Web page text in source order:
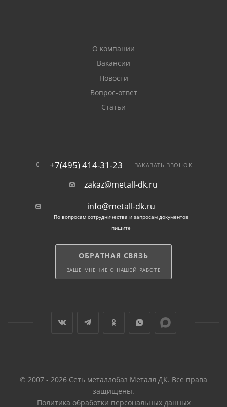
О компании
Вакансии
Новости
Вопрос-ответ
Статьи
+7(495) 414-31-23 ЗАКАЗАТЬ ЗВОНОК
zakaz@metall-dk.ru
info@metall-dk.ru
По вопросам сотрудничества и запросам документов
пишите
ОБРАТНАЯ СВЯЗЬ
ВАШЕ МНЕНИЕ О НАШЕЙ РАБОТЕ
© 2007 - 2026 Сеть металлобаз Металл ДК. Все права
защищены.
Политика обработки персональных данных